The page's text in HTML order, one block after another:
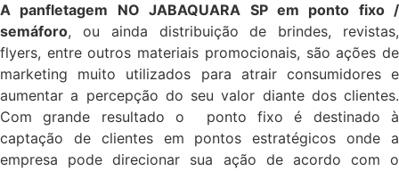
A panfletagem NO JABAQUARA SP em ponto fixo /
semáforo, ou ainda distribuição de brindes, revistas,
flyers, entre outros materiais promocionais, são ações de
marketing muito utilizados para atrair consumidores e
aumentar a percepção do seu valor diante dos clientes.
Com grande resultado o ponto fixo é destinado à
captação de clientes em pontos estratégicos onde a
empresa pode direcionar sua ação de acordo com o